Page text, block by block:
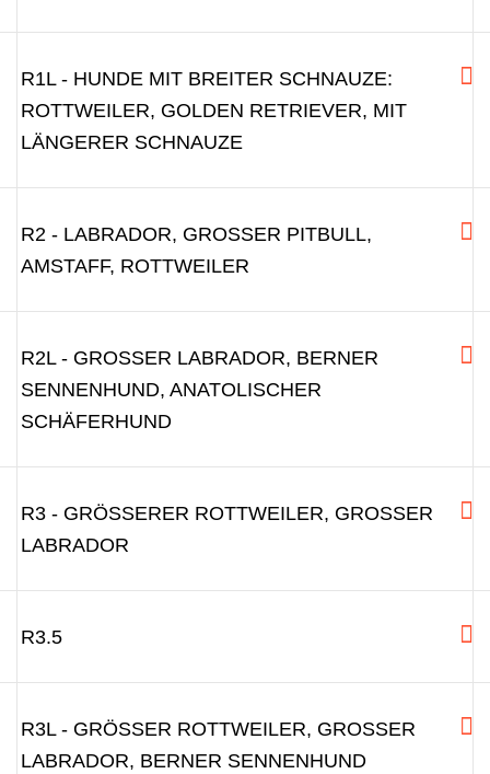
R1L - HUNDE MIT BREITER SCHNAUZE:
ROTTWEILER, GOLDEN RETRIEVER, MIT
LÄNGERER SCHNAUZE
R2 - LABRADOR, GROSSER PITBULL, A
MSTAFF, ROTTWEILER
R2L - GROSSER LABRADOR, BERNER S
ENNENHUND, ANATOLISCHER S
CHÄFERHUND
R3 - GRÖSSERER ROTTWEILER, GROSSER LA
BRADOR
R3.5
R3L - GRÖSSER ROTTWEILER, GROSSER LA
BRADOR, BERNER SENNENHUND